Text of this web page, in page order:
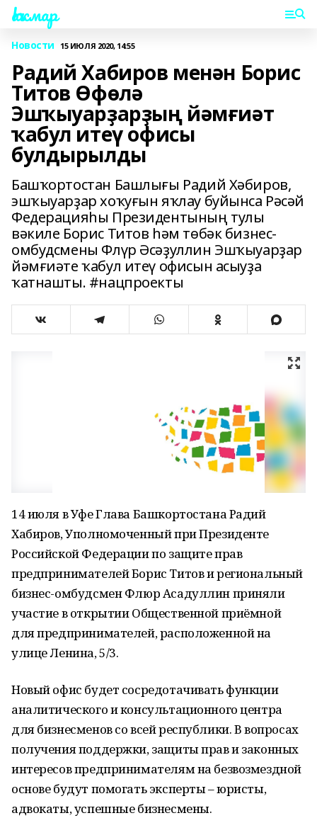
Һаҡмар
Новости 15 ИЮЛЯ 2020, 14:55
Радий Хабиров менән Борис
Титов Өфөлә
Эшҡыуарҙарҙың йәмғиәт
ҡабул итеү офисы
булдырылды
Башҡортостан Башлығы Радий Хәбиров,
эшҡыуарҙар хоҡуғын яҡлау буйынса Рәсәй
Федерацияһы Президентының тулы
вәкиле Борис Титов һәм төбәк бизнес-
омбудсмены Флүр Әсәҙуллин Эшҡыуарҙар
йәмғиәте ҡабул итеү офисын асыуҙа
ҡатнашты. #нацпроекты
14 июля в Уфе Глава Башкортостана Радий
Хабиров, Уполномоченный при Президенте
Российской Федерации по защите прав
предпринимателей Борис Титов и региональный
бизнес-омбудсмен Флюр Асадуллин приняли
участие в открытии Общественной приёмной
для предпринимателей, расположенной на
улице Ленина, 5/3.
Новый офис будет сосредотачивать функции
аналитического и консультационного центра
для бизнесменов со всей республики. В вопросах
получения поддержки, защиты прав и законных
интересов предпринимателям на безвозмездной
основе будут помогать эксперты – юристы,
адвокаты, успешные бизнесмены.